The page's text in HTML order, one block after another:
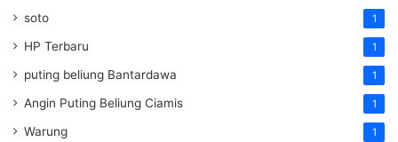
soto 1
HP Terbaru 1
puting beliung Bantardawa 1
Angin Puting Beliung Ciamis 1
Warung 1